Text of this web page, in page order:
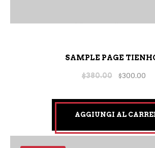
SAMPLE PAGE
$380.00 $300.00
AGGIUNGI AL